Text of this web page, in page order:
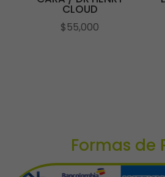
CLOUD
$55,000
Formas de